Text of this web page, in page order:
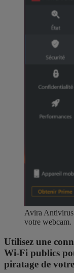
Avira Antivirus
votre webcam.
Utilisez une
Wi-Fi publics
piratage de